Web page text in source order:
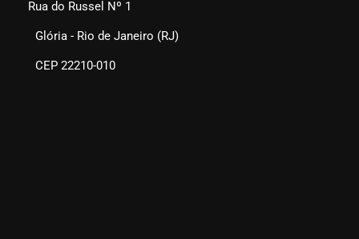
Rua do Russel Nº 1
Glória - Rio de Janeiro (RJ)
CEP 22210-010